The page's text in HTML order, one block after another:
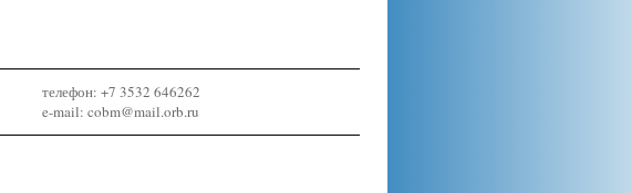
телефон: +7 3532 646262
e-mail: cobm@mail.orb.ru